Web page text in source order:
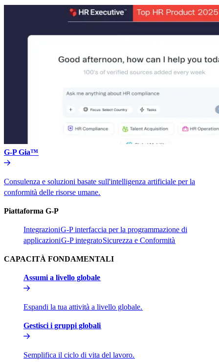
G-P Gia™​​
Consulenza e soluzioni basate sull'intelligenza artificiale per la
conformità delle risorse umane.​​
Piattaforma G-P​​
Integrazioni​​G-P interfaccia per la programmazione di
applicazioni​​G-P integrato​​Sicurezza e Conformità​​
CAPACITÀ FONDAMENTALI​​
Assumi a livello globale​​
Espandi la tua attività a livello globale.​​
Gestisci i gruppi globali​​
Semplifica il ciclo di vita del lavoro.​​